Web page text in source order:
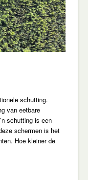
schutting.
van eetbare
schutting is een
schermen is het
Hoe kleiner de